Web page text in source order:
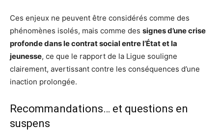
Ces enjeux ne peuvent être considérés comme des
phénomènes isolés, mais comme des signes d’une crise
profonde dans le contrat social entre l’État et la
jeunesse, ce que le rapport de la Ligue souligne
clairement, avertissant contre les conséquences d’une
inaction prolongée.
Recommandations… et questions en
suspens